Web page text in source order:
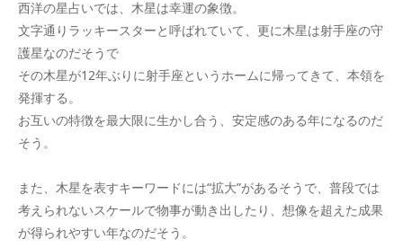
西洋の星占いでは、木星は幸運の象徴。
文字通りラッキースターと呼ばれていて、更に木星は射手座の守
護星なのだそうで
その木星が12年ぶりに射手座というホームに帰ってきて、本領を
発揮する。
お互いの特徴を最大限に生かし合う、安定感のある年になるのだ
そう。
また、木星を表すキーワードには“拡大”があるそうで、普段では
考えられないスケールで物事が動き出したり、想像を超えた成果
が得られやすい年なのだそう。